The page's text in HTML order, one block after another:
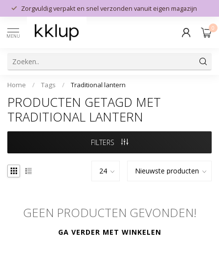
Zorgvuldig verpakt en snel verzonden vanuit eigen magazijn
MENU
0
Home / Tags / Traditional lantern
PRODUCTEN GETAGD MET
TRADITIONAL LANTERN
FILTERS
GEEN PRODUCTEN GEVONDEN!
GA VERDER MET WINKELEN